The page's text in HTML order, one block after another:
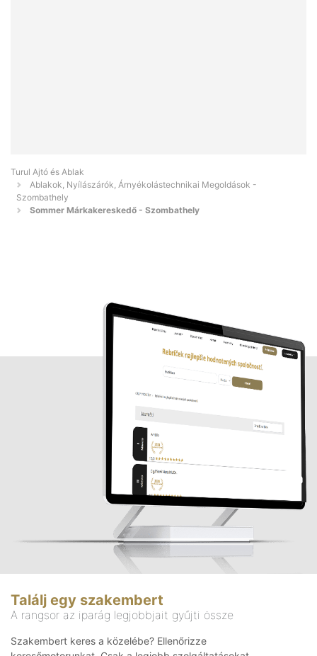
Turul Ajtó és Ablak
Ablakok, Nyílászárók, Árnyékolástechnikai Megoldások -
Szombathely
Sommer Márkakereskedő - Szombathely
Találj egy szakembert
A rangsor az iparág legjobbjait gyűjti össze
Szakembert keres a közelébe? Ellenőrizze